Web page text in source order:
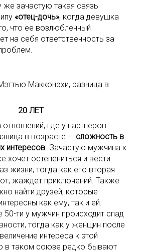
же зачастую такая связь
«отец-дочь», когда девушка
что ее возлюбленный
на себя ответственность за
Макконэхи, разница в
20 ЛЕТ
где у партнеров
в возрасте — сложность в
интересов. Зачастую мужчина к
хочет остепениться и вести
жизни, тогда как его вторая
жаждет приключений. Также
найти друзей, которые
как ему, так и ей.
50-ти у мужчин происходит спад
тогда как у женщин после
интереса к этой
в таком союзе редко бывают